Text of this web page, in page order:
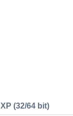
(32/64 bit)